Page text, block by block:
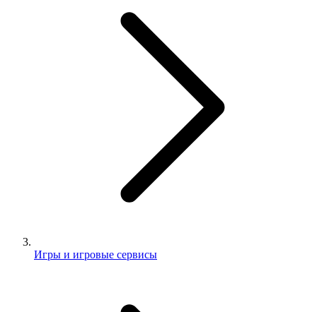
Игры и игровые сервисы